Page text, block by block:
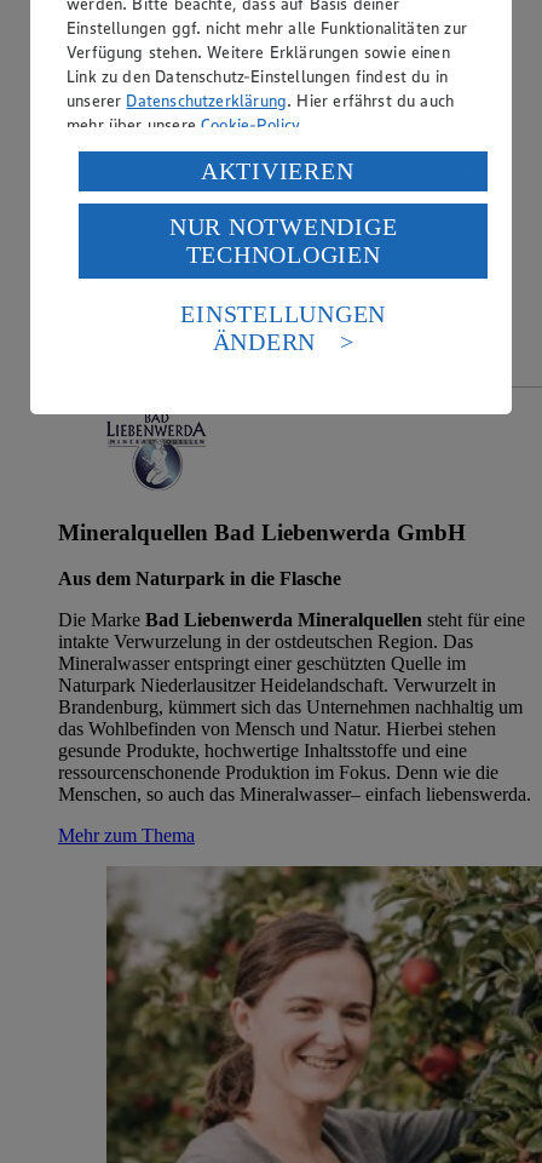
Mineralquellen Bad Liebenwerda GmbH
Aus dem Naturpark in die Flasche
Die Marke Bad Liebenwerda Mineralquellen steht für eine
intakte Verwurzelung in der ostdeutschen Region. Das
Mineralwasser entspringt einer geschützten Quelle im
Naturpark Niederlausitzer Heidelandschaft. Verwurzelt in
Brandenburg, kümmert sich das Unternehmen nachhaltig um
das Wohlbefinden von Mensch und Natur. Hierbei stehen
gesunde Produkte, hochwertige Inhaltsstoffe und eine
ressourcenschonende Produktion im Fokus. Denn wie die
Menschen, so auch das Mineralwasser– einfach liebenswerda.
Mehr zum Thema
Einstellungen ggf. nicht mehr alle Funktionalitäten zur
Verfügung stehen. Weitere Erklärungen sowie einen
Link zu den Datenschutz-Einstellungen findest du in
unserer Datenschutzerklärung. Hier erfährst du auch
mehr über unsereCookie-Policy.
Verarbeitung deiner personenbezogenen Daten in den
USA durch Facebook und YouTube:
Wenn du auf „Aktivieren“ klickst, willigst du im Sinne
des Art. 49 Abs. 1 Satz 1 lit. a) DSGVO ein, dass deine
Daten in den USA verarbeitet werden. Der EuGH sieht
die USA als Land mit einem nach europäischen
Standards nicht angemessenen Datenschutzniveau an.
Es besteht das Risiko eines Zugriffs durch US-
Informationen zum Herausgeber der Seite findest du
Impressum
AKTIVIEREN
NUR NOTWENDIGE
TECHNOLOGIEN
EINSTELLUNGEN
ÄNDERN